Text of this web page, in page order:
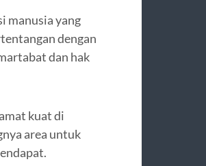
manusia yang
dengan
dan hak
kuat di
area untuk